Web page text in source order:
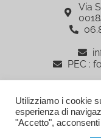
Via
PEC :
IRCCS Fondazione G.B.
ETS, è
AREA RISERVATA
Utilizziamo i cookie
esperienza di
"Accetto",